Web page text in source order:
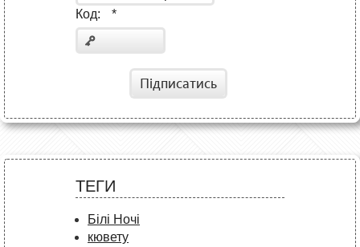
Код: *
Підписатись
ТЕГИ
Білі Ночі
кювету